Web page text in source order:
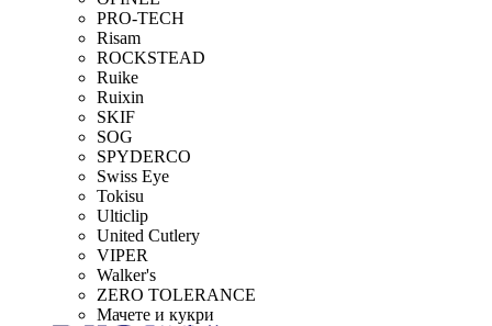
PRO-TECH
Risam
ROCKSTEAD
Ruike
Ruixin
SKIF
SOG
SPYDERCO
Swiss Eye
Tokisu
Ulticlip
United Cutlery
VIPER
Walker's
ZERO TOLERANCE
Мачете и кукри